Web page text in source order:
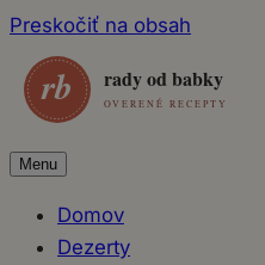
Preskočiť na obsah
Menu
Domov
Dezerty